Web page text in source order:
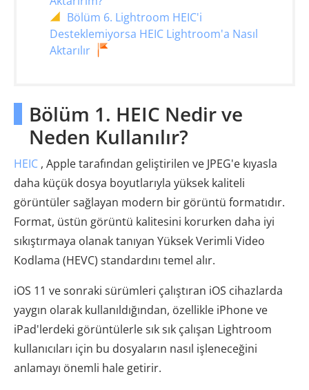
Bölüm 6. Lightroom HEIC'i
Desteklemiyorsa HEIC Lightroom'a Nasıl
Aktarılır
Bölüm 1. HEIC Nedir ve
Neden Kullanılır?
HEIC , Apple tarafından geliştirilen ve JPEG'e kıyasla
daha küçük dosya boyutlarıyla yüksek kaliteli
görüntüler sağlayan modern bir görüntü formatıdır.
Format, üstün görüntü kalitesini korurken daha iyi
sıkıştırmaya olanak tanıyan Yüksek Verimli Video
Kodlama (HEVC) standardını temel alır.
iOS 11 ve sonraki sürümleri çalıştıran iOS cihazlarda
yaygın olarak kullanıldığından, özellikle iPhone ve
iPad'lerdeki görüntülerle sık sık çalışan Lightroom
kullanıcıları için bu dosyaların nasıl işleneceğini
anlamayı önemli hale getirir.